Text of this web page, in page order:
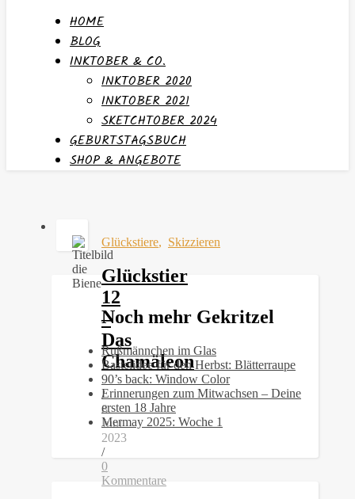
HOME
BLOG
INKTOBER & CO.
INKTOBER 2020
INKTOBER 2021
SKETCHTOBER 2024
GEBURTSTAGSBUCH
SHOP & ANGEBOTE
Glückstiere, Skizzieren
Glückstier
12
–
Das
Chamäleon
/
8.
Juni
2023
/
0
Kommentare
Noch mehr Gekritzel
Rußmännchen im Glas
Bastelidee für den Herbst: Blätterraupe
90’s back: Window Color
Erinnerungen zum Mitwachsen – Deine
ersten 18 Jahre
Mermay 2025: Woche 1